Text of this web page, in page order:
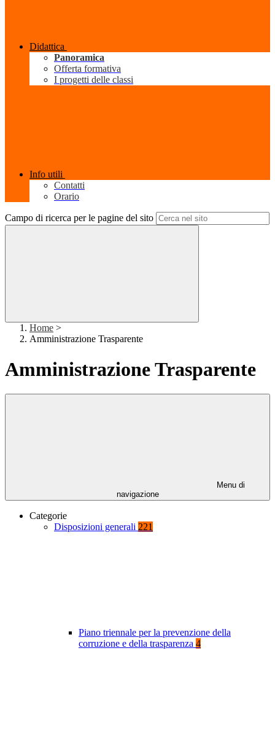
Didattica
Panoramica
Offerta formativa
I progetti delle classi
Info utili
Contatti
Orario
Campo di ricerca per le pagine del sito
Home >
Amministrazione Trasparente
Amministrazione Trasparente
Menu di
navigazione
Categorie
Disposizioni generali 221
Piano triennale per la prevenzione della
corruzione e della trasparenza 4